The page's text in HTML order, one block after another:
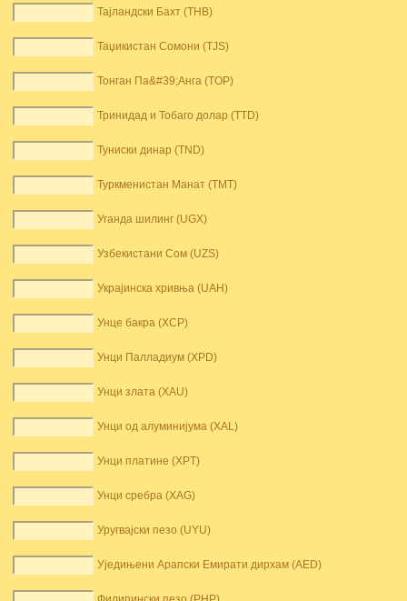
Тајландски Бахт (THB)
Таџикистан Сомони (TJS)
Тонган Па&#39;Анга (TOP)
Тринидад и Тобаго долар (TTD)
Туниски динар (TND)
Туркменистан Манат (TMT)
Уганда шилинг (UGX)
Узбекистани Сом (UZS)
Украјинска хривња (UAH)
Унце бакра (XCP)
Унци Палладиум (XPD)
Унци злата (XAU)
Унци од алуминијума (XAL)
Унци платине (XPT)
Унци сребра (XAG)
Уругвајски пезо (UYU)
Уједињени Арапски Емирати дирхам (AED)